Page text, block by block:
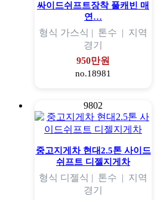
싸이드쉬프트장착 풀캐빈 매
연…
형식 가스식 | 톤수 | 지역
경기
950만원
no.18981
9802
중고지게차 현대2.5톤 사이드
쉬프트 디젤지게차
형식 디젤식 | 톤수 | 지역
경기